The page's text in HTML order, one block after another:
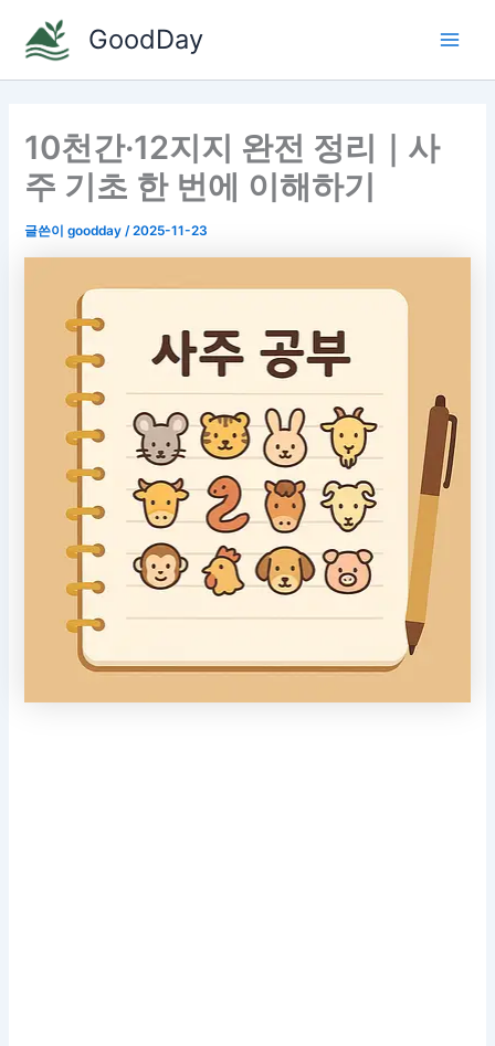
GoodDay
10천간·12지지 완전 정리｜사
주 기초 한 번에 이해하기
글쓴이goodday/2025-11-23